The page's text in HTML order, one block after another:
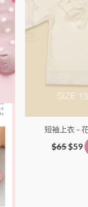
短袖上衣 –
$65$59